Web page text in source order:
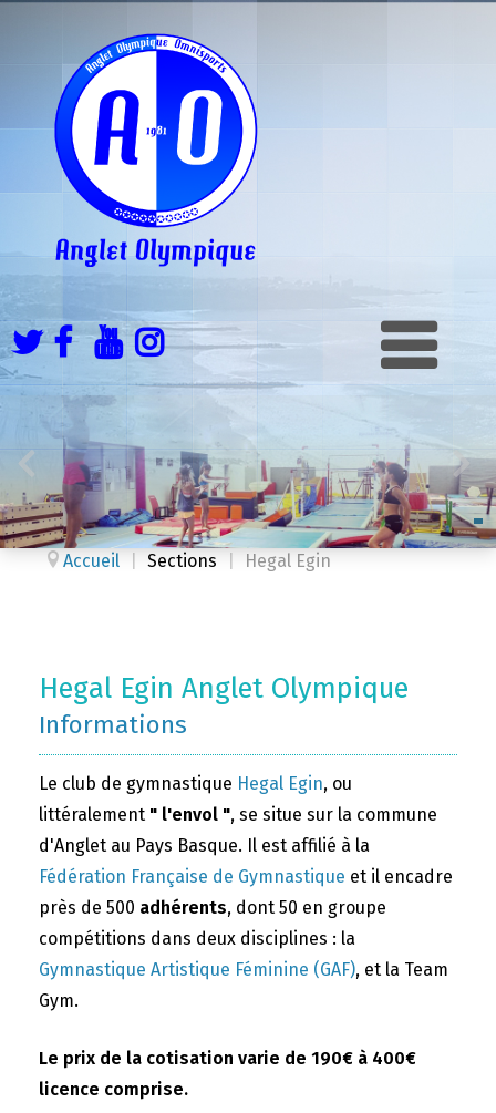
Accueil Sections Hegal Egin
Hegal Egin Anglet Olympique
Informations
Le club de gymnastique Hegal Egin, ou
littéralement " l'envol ", se situe sur la commune
d'Anglet au Pays Basque. Il est affilié à la
Fédération Française de Gymnastique et il encadre
près de 500 adhérents, dont 50 en groupe
compétitions dans deux disciplines : la
Gymnastique Artistique Féminine (GAF), et la Team
Gym.
Le prix de la cotisation varie de 190€ à 400€
licence comprise.